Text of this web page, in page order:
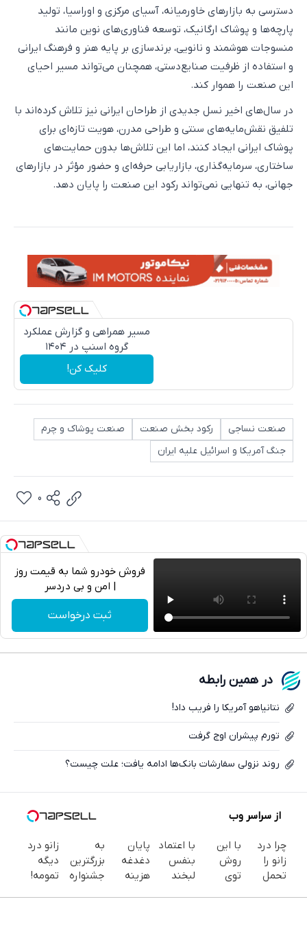
دسترسی به بازارهای خاورمیانه، آسیای مرکزی و اوراسیا، تولید
پارچه‌ها و پوشاک ارگانیک، توسعه فناوری‌های نوین مانند
منسوجات هوشمند و نانویی، برندسازی بر پایه هنر و فرهنگ ایرانی
و استفاده از ظرفیت صنایع‌دستی، همچنان می‌تواند مسیر احیای
این صنعت را هموار کند.
در سال‌های اخیر نسل جدیدی از طراحان ایرانی نیز تلاش کرده‌اند با
تلفیق نقش‌مایه‌های سنتی و طراحی مدرن، هویت تازه‌ای برای
پوشاک ایرانی ایجاد کنند، اما این تلاش‌ها بدون حمایت‌های
ساختاری، سرمایه‌گذاری، بازاریابی حرفه‌ای و حضور مؤثر در بازارهای
جهانی، به تنهایی نمی‌تواند رکود این صنعت را پایان دهد.
مسیر همراهی و گزارش عملکرد
گروه اسنپ در ۱۴۰۴
کلیک کن!
صنعت نساجی رکود بخش صنعت
صنعت پوشاک و چرم
جنگ آمریکا و اسرائیل علیه ایران
تلگرام
واتساپ
0
فروش خودرو شما به قیمت روز
| امن و بی دردسر
ثبت درخواست
در همین رابطه
نتانیاهو آمریکا را فریب داد!
تورم پیشران اوج گرفت
روند نزولی سفارشات بانک‌ها ادامه یافت؛ علت چیست؟
از سراسر وب
چرا درد
زانو را
تحمل
با این
روش
توی
با اعتماد
بنفس
لبخند
پایان
دغدغه
هزینه
به
بزرگترین
جشنواره
زانو درد
دیگه
تمومه!